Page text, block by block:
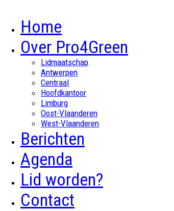
Home
Over Pro4Green
Lidmaatschap
Antwerpen
Centraal
Hoofdkantoor
Limburg
Oost-Vlaanderen
West-Vlaanderen
Berichten
Agenda
Lid worden?
Contact